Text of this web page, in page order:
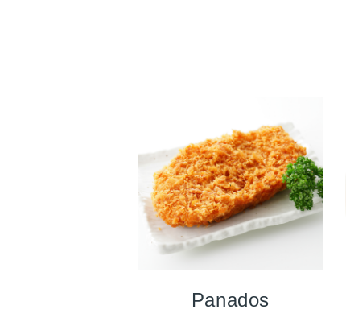
Panados